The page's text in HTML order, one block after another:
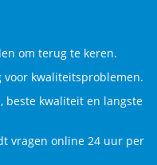
om terug te keren.
voor kwaliteitsproblemen.
beste kwaliteit en langste
vragen online 24 uur per